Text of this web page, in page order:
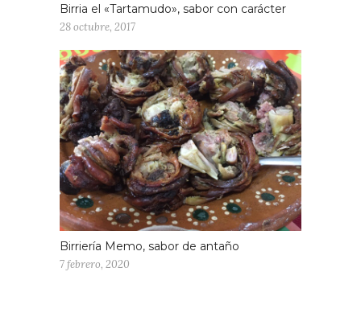
Birria el «Tartamudo», sabor con carácter
28 octubre, 2017
Birriería Memo, sabor de antaño
7 febrero, 2020